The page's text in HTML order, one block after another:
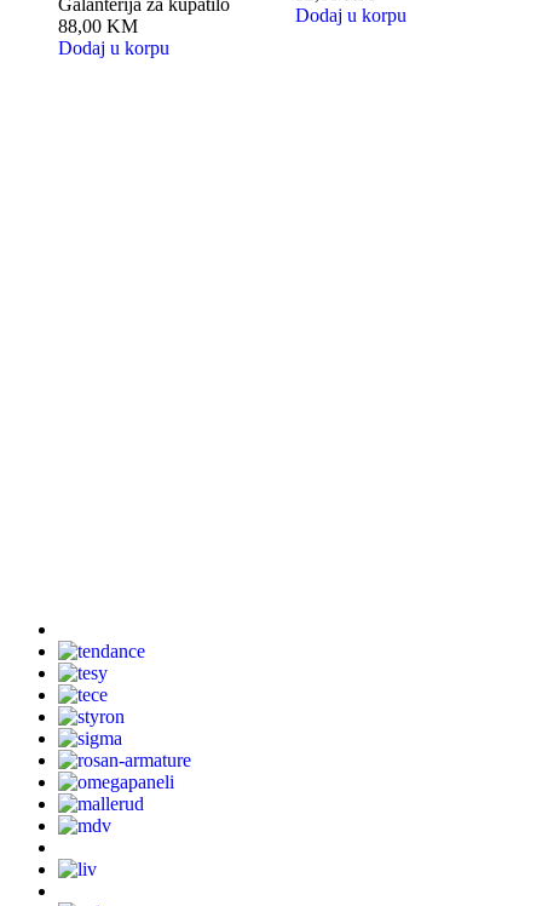
88,00 KM
Dodaj u korpu
Dodaj u korpu